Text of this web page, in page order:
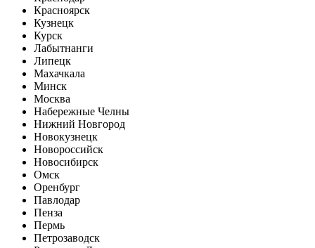
Красноярск
Кузнецк
Курск
Лабытнанги
Липецк
Махачкала
Минск
Москва
Набережные Челны
Нижний Новгород
Новокузнецк
Новороссийск
Новосибирск
Омск
Оренбург
Павлодар
Пенза
Пермь
Петрозаводск